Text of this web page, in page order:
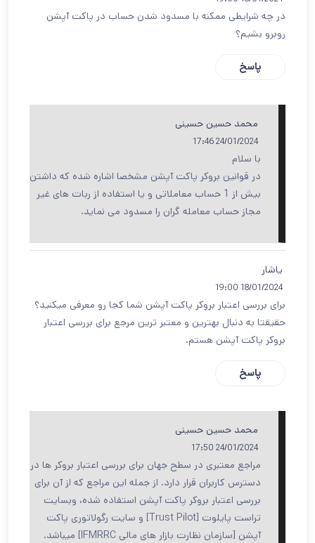
در چه شرایطی ممکنه با مسدود شدن حساب در پاکت آپشن
روبرو بشیم؟
پاسخ
محمد حسین حسینی
24/01/2024 17:46
با سلام
در قوانین بروکر پاکت آپشن مشخصا اشاره شده که داشتن
بیش از 1 حساب معاملاتی و یا استفاده از ربات های غیر
مجاز حساب معامله گران را مسدود می نماید.
یاشار
18/01/2024 19:00
برای بررسی اعتبار بروکر پاکت آپشن شما کجا رو معرفی میکنید؟
حقیقتا به دنبال بهترین و معتبر ترین مرجع برای بررسی اعتبار
بروکر پاکت آپشن هستم.
پاسخ
محمد حسین حسینی
24/01/2024 17:50
مراجع معتبری در سطح جهان برای بررسی اعتبار بروکر ها در
دسترس کاربران قرار دارد. از جمله این مراجع که از آن برای
بررسی اعتبار بروکر پاکت آپشن استفاده شده، وبسایت
تراست پایلوت [Trust Pilot] و سایت رگولاتوری پاکت
آپشن [سازمان نظارت بازار های مالی IFMRRC] میباشد.